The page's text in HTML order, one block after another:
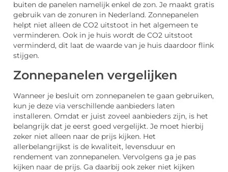
buiten de panelen namelijk enkel de zon. Je maakt gratis
gebruik van de zonuren in Nederland. Zonnepanelen
helpt niet alleen de CO2 uitstoot in het algemeen te
verminderen. Ook in je huis wordt de CO2 uitstoot
verminderd, dit laat de waarde van je huis daardoor flink
stijgen.
Zonnepanelen vergelijken
Wanneer je besluit om zonnepanelen te gaan gebruiken,
kun je deze via verschillende aanbieders laten
installeren. Omdat er juist zoveel aanbieders zijn, is het
belangrijk dat je eerst goed vergelijkt. Je moet hierbij
zeker niet alleen naar de prijs kijken. Het
allerbelangrijkst is de kwaliteit, levensduur en
rendement van zonnepanelen. Vervolgens ga je pas
kijken naar de prijs. Ga daarbij ook zeker niet kijken